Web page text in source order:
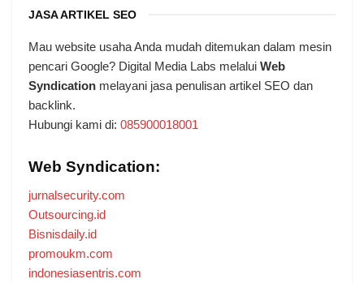
JASA ARTIKEL SEO
Mau website usaha Anda mudah ditemukan dalam mesin
pencari Google? Digital Media Labs melalui Web
Syndication melayani jasa penulisan artikel SEO dan
backlink.
Hubungi kami di: 085900018001
Web Syndication:
jurnalsecurity.com
Outsourcing.id
Bisnisdaily.id
promoukm.com
indonesiasentris.com